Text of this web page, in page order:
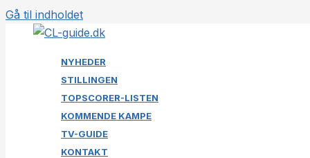
Gå til indholdet
NYHEDER
STILLINGEN
TOPSCORER-LISTEN
KOMMENDE KAMPE
TV-GUIDE
KONTAKT